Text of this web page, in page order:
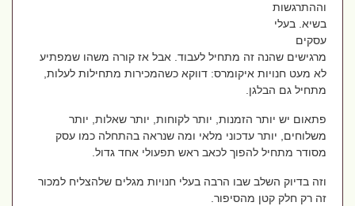
וההתרגשות
בשיא. בעלי
עסקים
מרגישים שהנה זה מתחיל לעבוד. אבל אז קורה משהו שמפתיע
לא מעט חנויות איקומרס: דווקא כשהמכירות מתחילות לעלות,
מתחיל גם הבלגן.
פתאום יש יותר הזמנות, יותר לקוחות, יותר שאלות, יותר
משלוחים, יותר עדכוני מלאי ומה שנראה בהתחלה כמו עסק
מסודר מתחיל להפוך לכאב ראש תפעולי אחד גדול.
וזה בדיוק השלב שבו הרבה בעלי חנויות מגלים שלהצליח למכור
זה רק חלק קטן מהסיפור.